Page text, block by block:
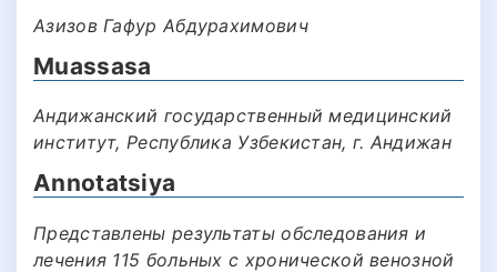
Азизов Гафур Абдурахимович
Muassasa
Андижанский государственный медицинский
институт, Республика Узбекистан, г. Андижан
Annotatsiya
Представлены результаты обследования и
лечения 115 больных с хронической венозной